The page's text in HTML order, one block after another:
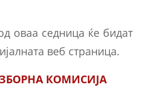
оваа седница ќе бидат
веб страница.
КОМИСИЈА